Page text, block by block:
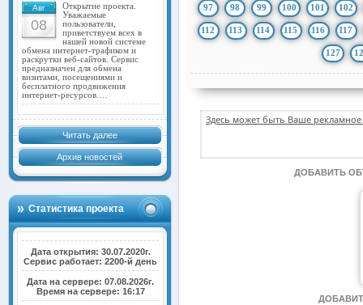
Авг
08
Открытие проекта.
Уважаемые
пользователи,
приветствуем всех в
нашей новой системе
обмена интернет-трафиком и
раскрутки веб-сайтов. Сервис
предназначен для обмена
визитами, посещениями и
бесплатного продвижения
интернет-ресурсов.…
Читать далее
Архив новостей
Статистика проекта
Дата открытия: 30.07.2020г.
Сервис работает: 2200-й день
Дата на сервере: 07.08.2026г.
Время на сервере: 16:17
97 98 99 100 101 102
112 113 114 115 116 117
127
Здесь может быть Ваше
ДОБАВИТЬ